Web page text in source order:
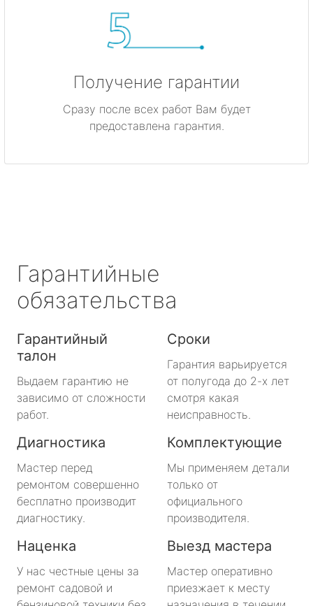
Получение гарантии
Сразу после всех работ Вам будет
предоставлена гарантия.
Гарантийные
обязательства
Гарантийный
талон
Выдаем гарантию не
зависимо от сложности
работ.
Сроки
Гарантия варьируется
от полугода до 2-х лет
смотря какая
неисправность.
Диагностика
Мастер перед
ремонтом совершенно
бесплатно производит
диагностику.
Комплектующие
Мы применяем детали
только от
официального
производителя.
Наценка
У нас честные цены за
ремонт садовой и
Выезд мастера
Мастер оперативно
приезжает к месту